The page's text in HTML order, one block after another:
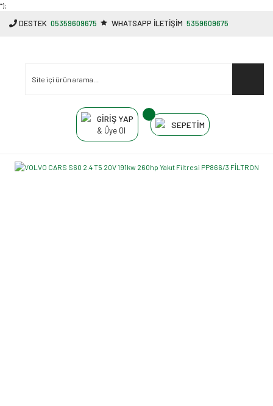
"');
DESTEK 05359609675 WHATSAPP İLETİŞİM 5359609675
GİRİŞ YAP
& Üye Ol
SEPETİM